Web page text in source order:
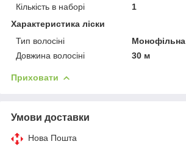
Кількість в наборі
1
Характеристика ліски
Тип волосіні
Монофільна
Довжина волосіні
30 м
Приховати
Умови доставки
Нова Пошта